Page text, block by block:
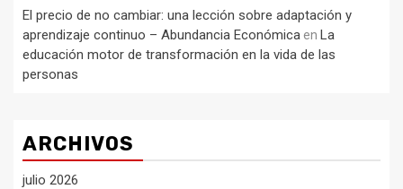
El precio de no cambiar: una lección sobre adaptación y
aprendizaje continuo – Abundancia Económica en La
educación motor de transformación en la vida de las
personas
ARCHIVOS
julio 2026